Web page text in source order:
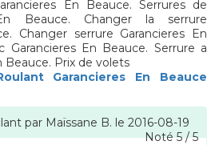
En Beauce. Serrures de
Beauce. Changer la serrure
Changer serrure Garancieres En
Garancieres En Beauce. Serrure a
Beauce. Prix de volets
Garancieres En Beauce
par Maïssane B. le 2016-08-19
Noté5/5